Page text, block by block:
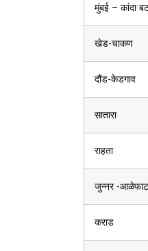
मुंबई – कांदा
खेड-चाकण
दौंड-केडगाव
सातारा
राहता
जुन्नर -
कराड